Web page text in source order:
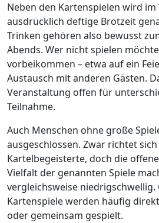
Neben den Kartenspielen wird
ausdrücklich deftige Brotzeit
Trinken gehören also bewusst
Abends. Wer nicht spielen
vorbeikommen – etwa auf ein
Austausch mit anderen Gästen.
Veranstaltung offen für
Teilnahme.
Auch Menschen ohne große
ausgeschlossen. Zwar richtet
Kartelbegeisterte, doch die
Vielfalt der genannten Spiele
vergleichsweise
Kartenspiele werden häufig
oder gemeinsam gespielt.